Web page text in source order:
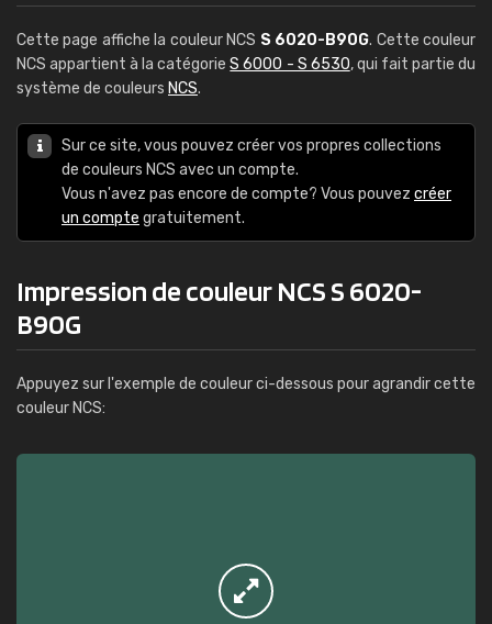
Cette page affiche la couleur NCS S 6020-B90G. Cette couleur
NCS appartient à la catégorieS 6000 - S 6530, qui fait partie du
système de couleurs NCS.
Sur ce site, vous pouvez créer vos propres collections
de couleurs NCS avec un compte.
Vous n'avez pas encore de compte? Vous pouvez créer
un compte gratuitement.
Impression de couleur NCS S 6020-
B90G
Appuyez sur l'exemple de couleur ci-dessous pour agrandir cette
couleur NCS: